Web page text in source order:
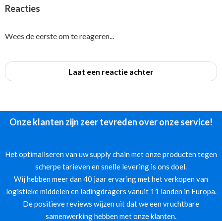
Reacties
Wees de eerste om te reageren...
Laat een reactie achter
Onze klanten zijn zeer tevreden over onze service!
Het optimaliseren van uw supply chain met onze producten tegen
scherpe tarieven en snelle levering is ons doel.
Wij hebben meer dan 40 jaar ervaring met het verkopen van
logistieke middelen en ladingdragers vanuit 11 landen in Europa.
De positieve reviews wijzen uit dat we een vruchtbare
samenwerking hebben met onze klanten.